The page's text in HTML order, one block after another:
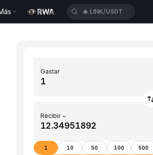
🔥 BTWUSDT
Gastar
Recibir ~
1 10 50 100 500